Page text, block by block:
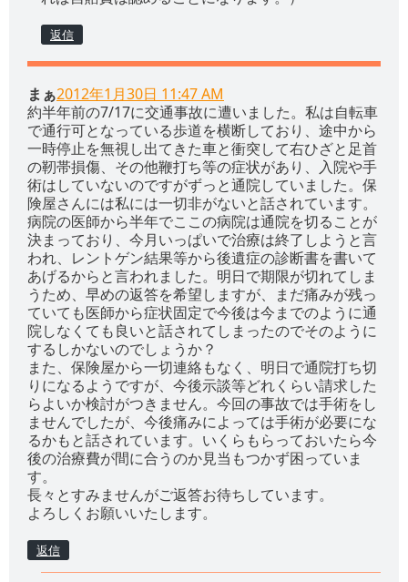
返信
まぁ2012年1月30日 11:47 AM
約半年前の7/17に交通事故に遭いました。私は自転車
で通行可となっている歩道を横断しており、途中から
一時停止を無視し出てきた車と衝突して右ひざと足首
の靭帯損傷、その他鞭打ち等の症状があり、入院や手
術はしていないのですがずっと通院していました。保
険屋さんには私には一切非がないと話されています。
病院の医師から半年でここの病院は通院を切ることが
決まっており、今月いっぱいで治療は終了しようと言
われ、レントゲン結果等から後遺症の診断書を書いて
あげるからと言われました。明日で期限が切れてしま
うため、早めの返答を希望しますが、まだ痛みが残っ
ていても医師から症状固定で今後は今までのように通
院しなくても良いと話されてしまったのでそのように
するしかないのでしょうか？
また、保険屋から一切連絡もなく、明日で通院打ち切
りになるようですが、今後示談等どれくらい請求した
らよいか検討がつきません。今回の事故では手術をし
ませんでしたが、今後痛みによっては手術が必要にな
るかもと話されています。いくらもらっておいたら今
後の治療費が間に合うのか見当もつかず困っていま
す。
長々とすみませんがご返答お待ちしています。
よろしくお願いいたします。
返信